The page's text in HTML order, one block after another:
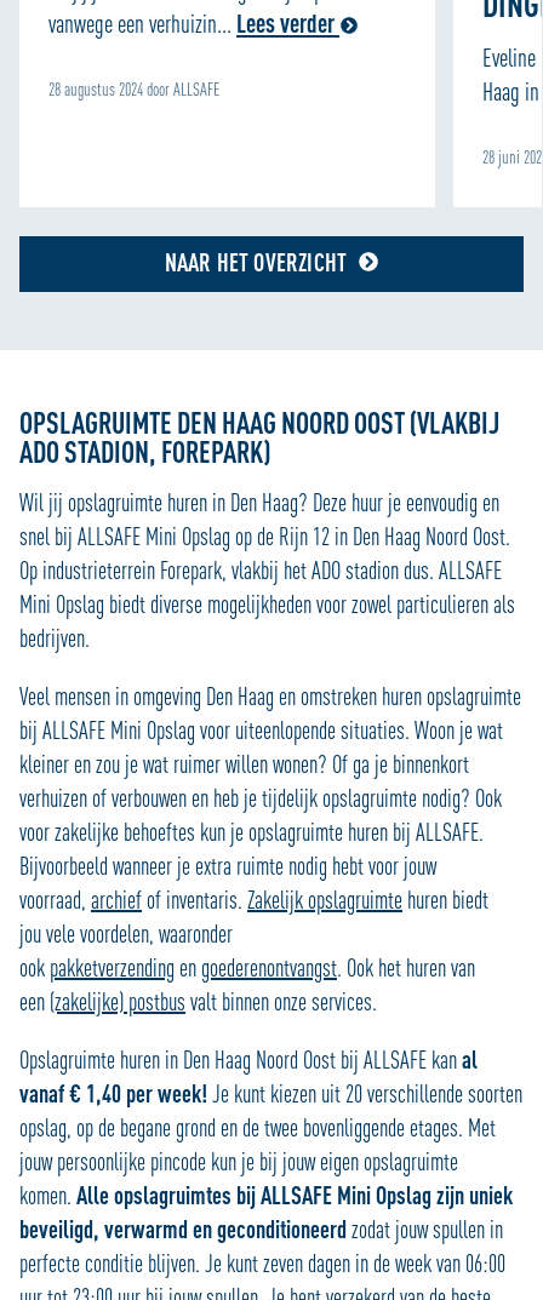
vanwege een verhuizin... Lees verder
28 augustus 2024 door ALLSAFE
Haag
28 juni
NAAR HET OVERZICHT
OPSLAGRUIMTE DEN HAAG NOORD OOST (VLAKBIJ
ADO STADION, FOREPARK)
Wil jij opslagruimte huren in Den Haag? Deze huur je eenvoudig en
snel bij ALLSAFE Mini Opslag op de Rijn 12 in Den Haag Noord Oost.
Op industrieterrein Forepark, vlakbij het ADO stadion dus. ALLSAFE
Mini Opslag biedt diverse mogelijkheden voor zowel particulieren als
bedrijven.
Veel mensen in omgeving Den Haag en omstreken huren opslagruimte
bij ALLSAFE Mini Opslag voor uiteenlopende situaties. Woon je wat
kleiner en zou je wat ruimer willen wonen? Of ga je binnenkort
verhuizen of verbouwen en heb je tijdelijk opslagruimte nodig? Ook
voor zakelijke behoeftes kun je opslagruimte huren bij ALLSAFE.
Bijvoorbeeld wanneer je extra ruimte nodig hebt voor jouw
voorraad, archiefof inventaris. Zakelijk opslagruimte huren biedt
jou vele voordelen, waaronder
ook pakketverzending engoederenontvangst. Ook het huren van
een (zakelijke) postbus valt binnen onze services.
Opslagruimte huren in Den Haag Noord Oost bij ALLSAFE kanal
vanaf € 1,40 per week! Je kunt kiezen uit 20 verschillende soorten
opslag, op de begane grond en de twee bovenliggende etages. Met
jouw persoonlijke pincode kun je bij jouw eigen opslagruimte
komen. Alle opslagruimtes bij ALLSAFE Mini Opslag zijn uniek
beveiligd, verwarmd en geconditioneerdzodat jouw spullen in
perfecte conditie blijven. Je kunt zeven dagen in de week van 06:00